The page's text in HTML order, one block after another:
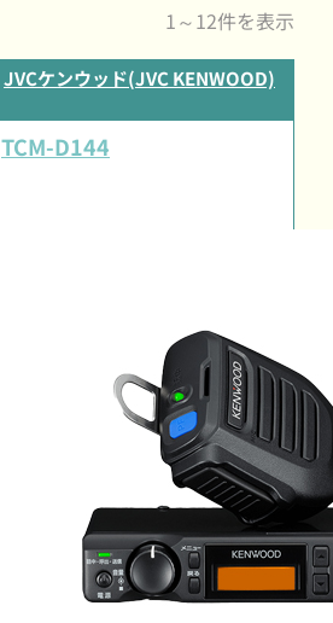
1～12件を表示
JVCケンウッド(JVC KENWOOD)
TCM-D144